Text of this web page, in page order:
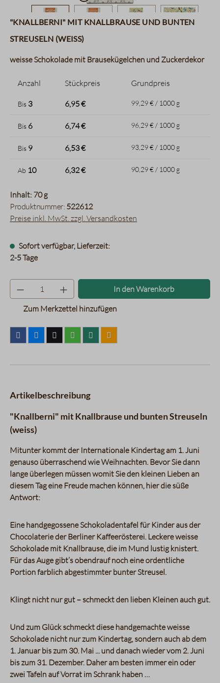
"Knallberni" mit Knallbrause und bunten
Streuseln (weiss)
weisse Schokolade mit Brausekügelchen und Zuckerdekor
Anzahl Stückpreis Grundpreis
Bis 3 6,95 € 99,29 € / 1000 g
Bis 6 6,74 € 96,29 € / 1000 g
Bis 9 6,53 € 93,29 € / 1000 g
Ab 10 6,32 € 90,29 € / 1000 g
Inhalt: 70 g
Produktnummer: 522612
Preise inkl. MwSt. zzgl. Versandkosten
Sofort verfügbar, Lieferzeit:
2-5 Tage
Produkt Anzahl: Gib den
In den Warenkorb
Zum Merkzettel hinzufügen
Artikelbeschreibung
"Knallberni" mit Knallbrause und bunten Streuseln
(weiss)
Mitunter kommt der Internationale Kindertag am 1. Juni
genauso überraschend wie Weihnachten. Bevor Sie dann
lange überlegen müssen womit Sie den kleinen Lieben an
diesem Tag eine Freude machen können, hier die süße
Antwort:
Eine handgegossene Schokoladentafel für Kinder aus der
Chocolaterie der Berliner Kaffeerösterei. Leckere weisse
Schokolade mit Knallbrause, die im Mund lustig knistert.
Für das Auge gibt‘s obendrauf noch eine ordentliche
Portion farblich abgestimmter bunter Streusel.
Klingt nicht nur gut – schmeckt den lieben Kleinen auch gut.
Und zum Glück schmeckt diese handgemachte weisse
Schokolade nicht nur zum Kindertag, sondern auch ab dem
1. Januar bis zum 30. Mai ... und danach wieder vom 2. Juni
bis zum 31. Dezember. Daher am besten immer ein oder
zwei Tafeln auf Vorrat im Schrank haben …